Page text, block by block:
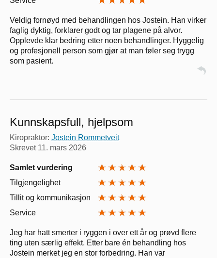
Veldig fornøyd med behandlingen hos Jostein. Han virker
faglig dyktig, forklarer godt og tar plagene på alvor.
Opplevde klar bedring etter noen behandlinger. Hyggelig
og profesjonell person som gjør at man føler seg trygg
som pasient.
Kunnskapsfull, hjelpsom
Kiropraktor: Jostein Rommetveit
Skrevet 11. mars 2026
Samlet vurdering
Tilgjengelighet
Tillit og kommunikasjon
Service
Jeg har hatt smerter i ryggen i over ett år og prøvd flere
ting uten særlig effekt. Etter bare én behandling hos
Jostein merket jeg en stor forbedring. Han var